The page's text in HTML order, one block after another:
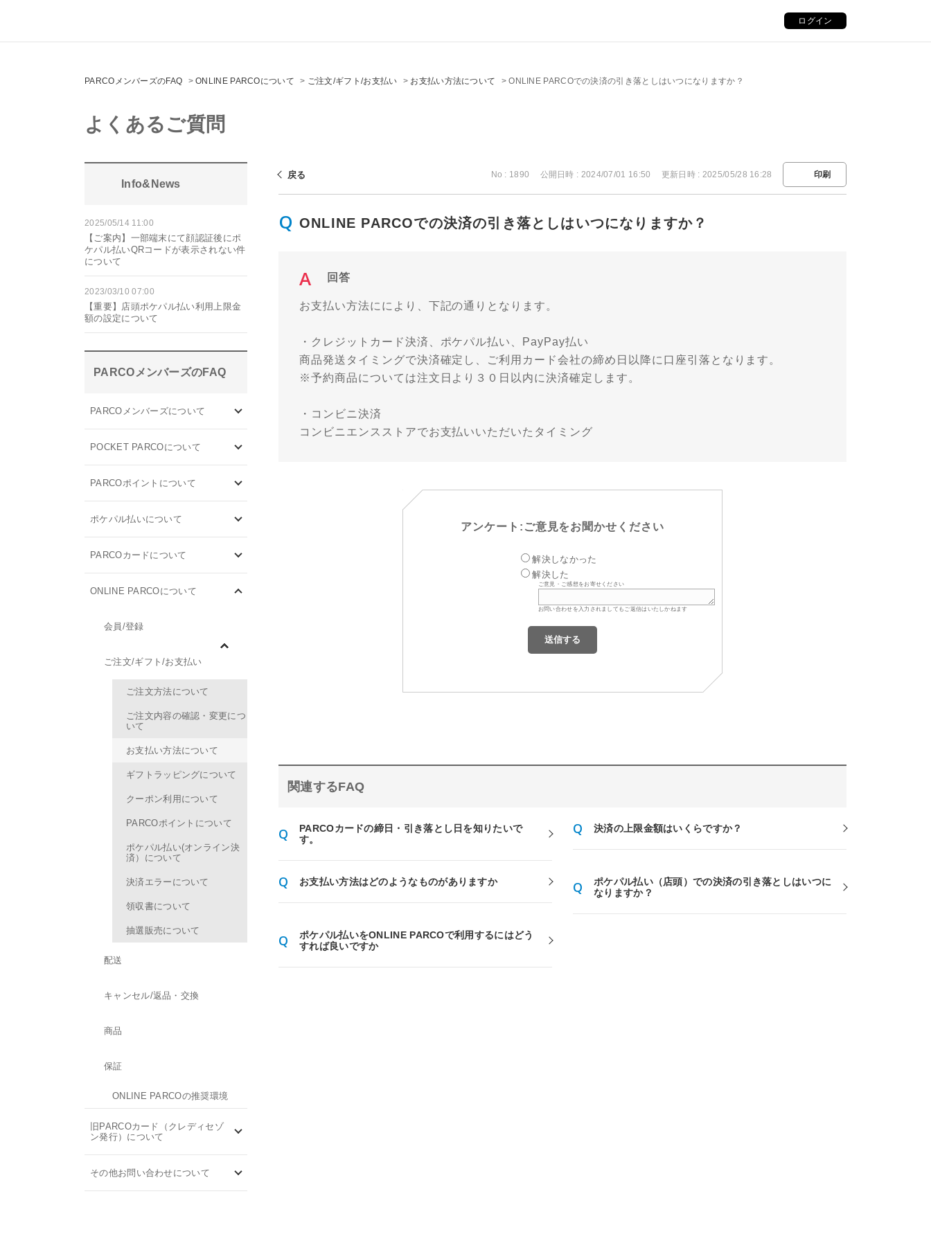
ログイン
PARCOメンバーズのFAQ >ONLINE PARCOについて > ご注文/ギフト/お支払い > お支払い方法について >ONLINE PARCOでの決済の引き落としはいつになりますか？
よくあるご質問
Info&News
2025/05/14 11:00
【ご案内】一部端末にて顔認証後にポ
ケパル払いQRコードが表示されない件
について
2023/03/10 07:00
【重要】店頭ポケパル払い利用上限金
額の設定について
PARCOメンバーズのFAQ
PARCOメンバーズについて
POCKET PARCOについて
PARCOポイントについて
ポケパル払いについて
PARCOカードについて
ONLINE PARCOについて
会員/登録
ご注文/ギフト/お支払い
ご注文方法について
ご注文内容の確認・変更につ
いて
お支払い方法について
ギフトラッピングについて
クーポン利用について
PARCOポイントについて
ポケパル払い(オンライン決
済）について
決済エラーについて
領収書について
抽選販売について
配送
キャンセル/返品・交換
商品
保証
ONLINE PARCOの推奨環境
旧PARCOカード（クレディセゾ
ン発行）について
その他お問い合わせについて
戻る No : 1890 公開日時 : 2024/07/01 16:50 更新日時 : 2025/05/28 16:28 印刷
ONLINE PARCOでの決済の引き落としはいつになりますか？
回答
お支払い方法ににより、下記の通りとなります。
・クレジットカード決済、ポケパル払い、PayPay払い
商品発送タイミングで決済確定し、ご利用カード会社の締め日以降に口座引落となります。
※予約商品については注文日より３０日以内に決済確定します。
・コンビニ決済
コンビニエンスストアでお支払いいただいたタイミング
アンケート:ご意見をお聞かせください
解決しなかった
解決した
ご意見・ご感想をお寄せください
お問い合わせを入力されましてもご返信はいたしかねます
関連するFAQ
PARCOカードの締日・引き落とし日を知りたいで
す。
決済の上限金額はいくらですか？
お支払い方法はどのようなものがありますか
ポケパル払い（店頭）での決済の引き落としはいつに
なりますか？
ポケパル払いをONLINE PARCOで利用するにはどう
すれば良いですか